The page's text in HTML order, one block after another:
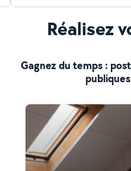
Réalisez
Gagnez du temps :